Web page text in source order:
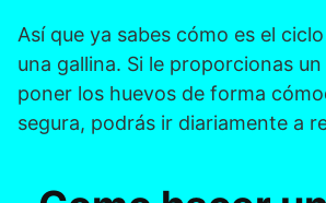
Así que ya sabes cómo es el
una gallina. Si le proporcionas
poner los huevos de forma
segura, podrás ir diariamente a